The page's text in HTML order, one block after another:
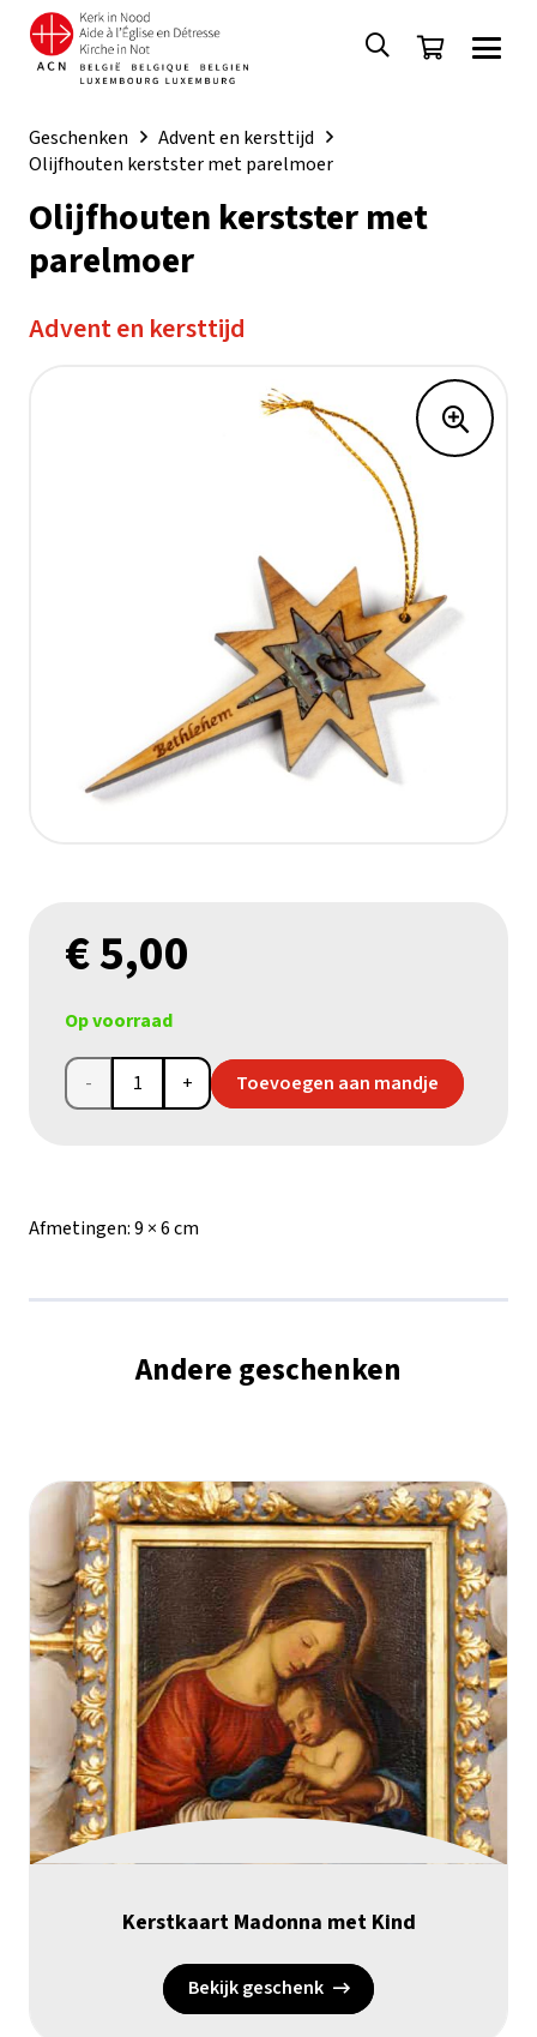
Geschenken
Advent en kersttijd
Olijfhouten kerstster met parelmoer
Olijfhouten kerstster met
parelmoer
Advent en kersttijd
€5,00
Op voorraad
Olijfhouten
parelmoer
Toevoegen aan mandje
Afmetingen:9 × 6 cm
Andere geschenken
Kerstkaart Madonna met Kind
Bekijk geschenk